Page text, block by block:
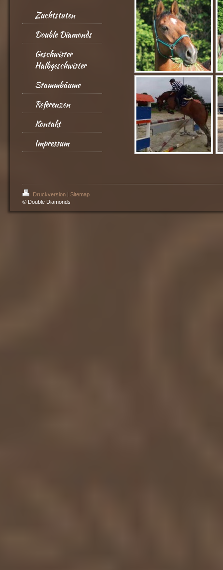
Zuchtstuten
Double Diamonds
Geschwister
Halbgeschwister
Stammbäume
Referenzen
Kontakt
Impressum
Druckversion | Sitemap
© Double Diamonds